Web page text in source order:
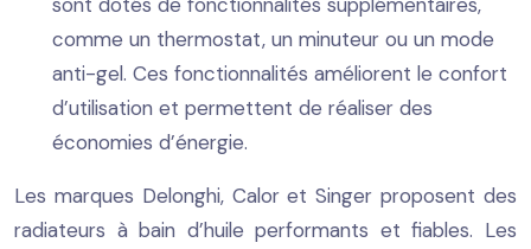
comme un thermostat, un minuteur ou un mode
anti-gel. Ces fonctionnalités améliorent le confort
d’utilisation et permettent de réaliser des
économies d’énergie.
Les marques Delonghi, Calor et Singer proposent des
radiateurs à bain d’huile performants et fiables. Les